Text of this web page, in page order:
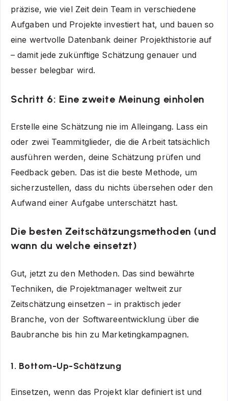
präzise, wie viel Zeit dein Team in verschiedene
Aufgaben und Projekte investiert hat, und bauen so
eine wertvolle Datenbank deiner Projekthistorie auf
– damit jede zukünftige Schätzung genauer und
besser belegbar wird.
Schritt 6: Eine zweite Meinung einholen
Erstelle eine Schätzung nie im Alleingang. Lass ein
oder zwei Teammitglieder, die die Arbeit tatsächlich
ausführen werden, deine Schätzung prüfen und
Feedback geben. Das ist die beste Methode, um
sicherzustellen, dass du nichts übersehen oder den
Aufwand einer Aufgabe unterschätzt hast.
Die besten Zeitschätzungsmethoden (und
wann du welche einsetzt)
Gut, jetzt zu den Methoden. Das sind bewährte
Techniken, die Projektmanager weltweit zur
Zeitschätzung einsetzen – in praktisch jeder
Branche, von der Softwareentwicklung über die
Baubranche bis hin zu Marketingkampagnen.
1. Bottom-Up-Schätzung
Einsetzen, wenn das Projekt klar definiert ist und